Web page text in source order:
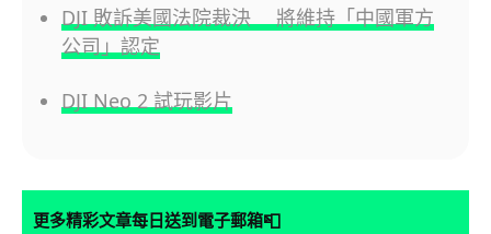
DJI 敗訴美國法院裁決 將維持「中國軍方
公司」認定
DJI Neo 2 試玩影片
更多精彩文章每日送到電子郵箱📮